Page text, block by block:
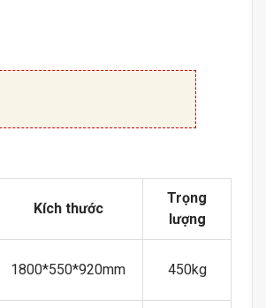
Kích thước
Trọng
lượng
1800*550*920mm 450kg